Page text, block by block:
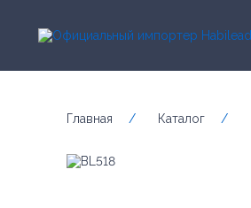
Главная / Каталог /